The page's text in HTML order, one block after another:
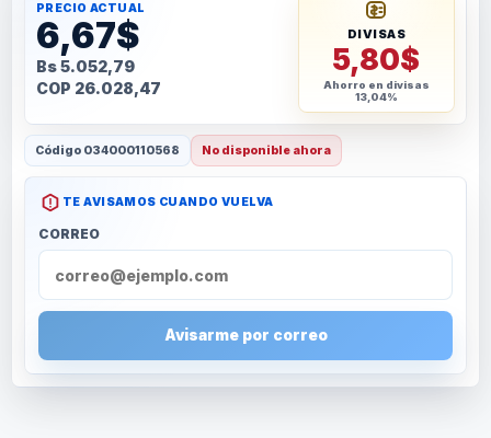
PRECIO ACTUAL
6,67$
Bs 5.052,79
COP 26.028,47
DIVISAS
5,80$
Ahorro en divisas
13,04%
Código 034000110568 No disponible ahora
TE AVISAMOS CUANDO VUELVA
CORREO
Avisarme por correo